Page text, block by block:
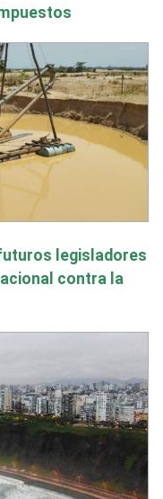
legisladores
contra la